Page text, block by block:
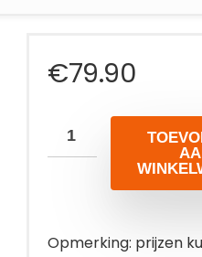
€79.90
Opmerking: prijzen